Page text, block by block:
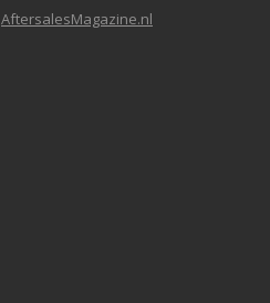
AftersalesMagazine.nl